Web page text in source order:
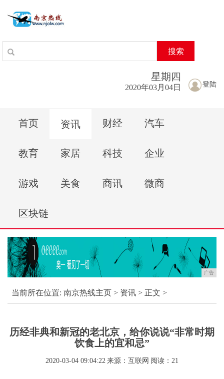
搜索
登陆
星期 四
2020年03月04日
首页 资讯 财经 汽车
教育 家居 科技 企业
游戏 美食 商讯 微商
区块链
广告
当前所在位置: 南京热线主页 > 资讯 > 正文 >
历经非典和新冠的老北京，给你说说“非常时期
饮食上的宜和忌”
2020-03-04 09:04:22 来源：互联网 阅读：21